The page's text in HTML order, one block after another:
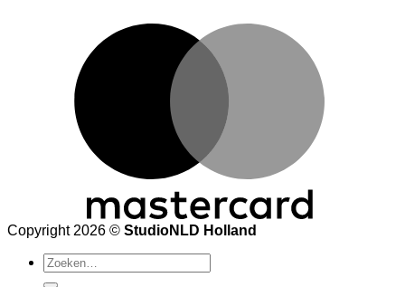
Copyright 2026 © StudioNLD Holland
Zoeken
naar: